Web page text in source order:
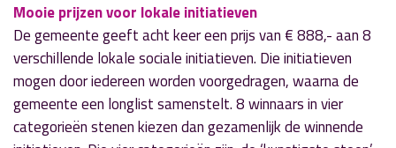
Mooie prijzen voor lokale initiatieven
De gemeente geeft acht keer een prijs van € 888,- aan 8
verschillende lokale sociale initiatieven. Die initiatieven
mogen door iedereen worden voorgedragen, waarna de
gemeente een longlist samenstelt. 8 winnaars in vier
categorieën stenen kiezen dan gezamenlijk de winnende